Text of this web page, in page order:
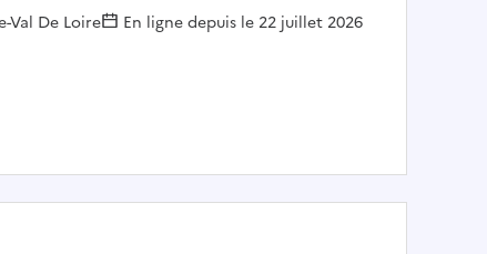
Val De Loire En ligne depuis le 22 juillet 2026
professionnelle (F/H)